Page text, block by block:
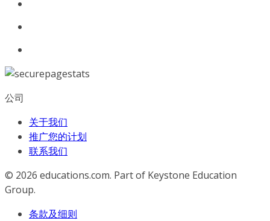
公司
关于我们
推广您的计划
联系我们
© 2026 educations.com. Part of Keystone Education
Group.
条款及细则